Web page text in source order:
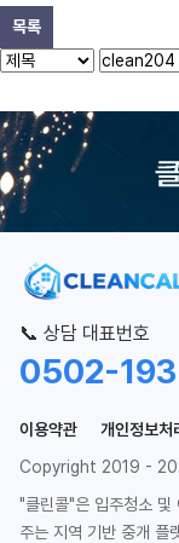
목록
📞 상담 대표번호
0502-
이용약관
개인정보처
Copyright 2019 -
"클린콜"은 입주청소 및
주는 지역 기반 중개 플